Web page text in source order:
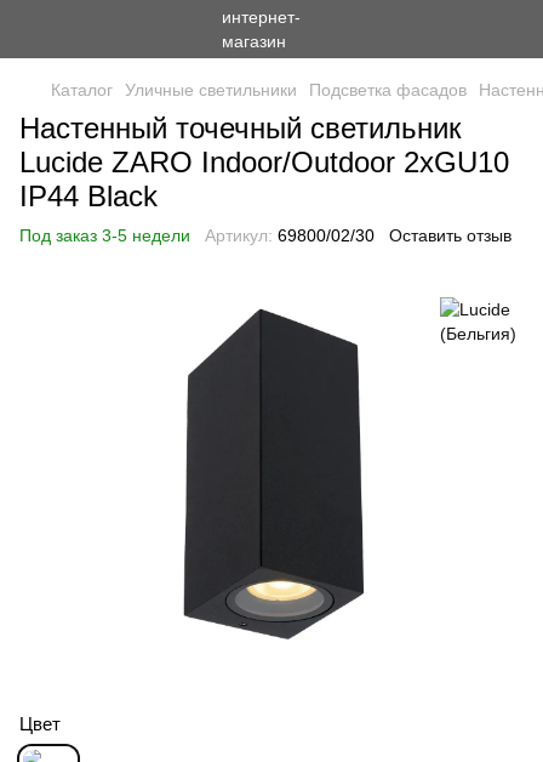
Каталог Уличные светильники Подсветка фасадов
Настенный точечный светильник
Lucide ZARO Indoor/Outdoor 2xGU10
IP44 Black
Под заказ 3-5 недели Артикул: 69800/02/30 Оставить отзыв
Цвет